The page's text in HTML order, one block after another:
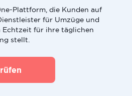
Plattform, die Kunden auf
für Umzüge und
Echtzeit für ihre täglichen
stellt.